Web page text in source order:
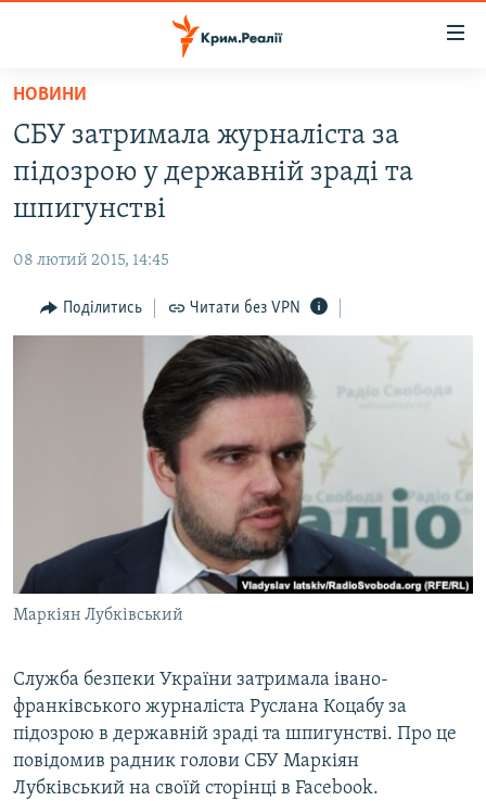
Перейти
основного
матеріалу
до
основної
Перейти
до
ВОДА.КРИМ
ВІДЕО ТА ФОТО
БЛОГИ
ПОГЛЯД
СПЕЦПРОЕКТИ
ВІДЕОУРОКИ «ELIFBE»
СВІДЧЕННЯ ОКУПАЦІЇ
УКРАЇНСЬКА ПРОБЛЕМА КРИМУ
ІНФОГРАФІКА
ЯК ОБІЙТИ БЛОКУВАННЯ
Qırımtatar
ДОЛУЧАЙСЯ!
Усі сайти RFE/RL
НОВИНИ
СБУ затримала журналіста за
підозрою у державній зраді та
шпигунстві
08 лютий 2015, 14:45
Поділитись Читати без VPN
Маркіян Лубківський
Служба безпеки України затримала івано-
франківського журналіста Руслана Коцабу за
підозрою в державній зраді та шпигунстві. Про це
повідомив радник голови СБУ Маркіян
Лубківський на своїй сторінці в Facebook.